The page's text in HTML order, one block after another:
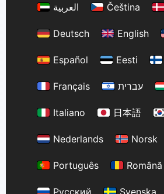
العربية
Čeština
Deutsch English
Español Eesti
Français עברית
Italiano 日本語
Nederlands Norsk
Português Română
Русский Svenska